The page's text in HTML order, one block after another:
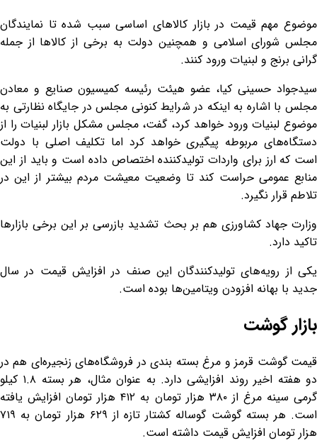
موضوع مهم قیمت در بازار کالاهای اساسی سبب شده تا نمایندگان
مجلس شورای اسلامی و همچنین دولت به برخی از کالاها از جمله
گرانی برنج و لبنیات ورود کنند.
سیدجواد حسینی کیا، عضو هیئت رئیسه کمیسیون صنایع و معادن
مجلس با اشاره به اینکه در شرایط کنونی مجلس در جایگاه نظارتی به
موضوع لبنیات ورود خواهد کرد، گفت، مجلس مشکل بازار لبنیات را از
دستگاه‌های مربوطه پیگیری خواهد کرد اما تکلیف اصلی با دولت
است که ارز برای واردات تولیدکننده اختصاص داده است و باید از این
منابع عمومی حراست کند تا وضعیت معیشت مردم بیشتر از این در
تلاطم قرار نگیرد.
وزارت جهاد کشاورزی هم بر بحث تشدید بازرسی بر این برخی بازارها
تاکید دارد.
یکی از رویه‌های تولیدکنندگان این صنف در افزایش قیمت در سال
جدید با بهانه افزودن ویتامین‌ها بوده است.
بازار گوشت
قیمت گوشت قرمز و مرغ بسته بندی در فروشگاه‌های زنجیره‌ای هم در
دو هفته اخیر روند افزایشی دارد. به عنوان مثال، هر بسته ۱.۸ کیلو
گرمی سینه مرغ از ۳۸۰ هزار تومان به ۴۱۲ هزار تومان افزایش یافته
است. هر بسته گوشت گوساله کشتار تازه از ۶۲۹ هزار تومان به ۷۱۹
هزار تومان افزایش قیمت داشته است.